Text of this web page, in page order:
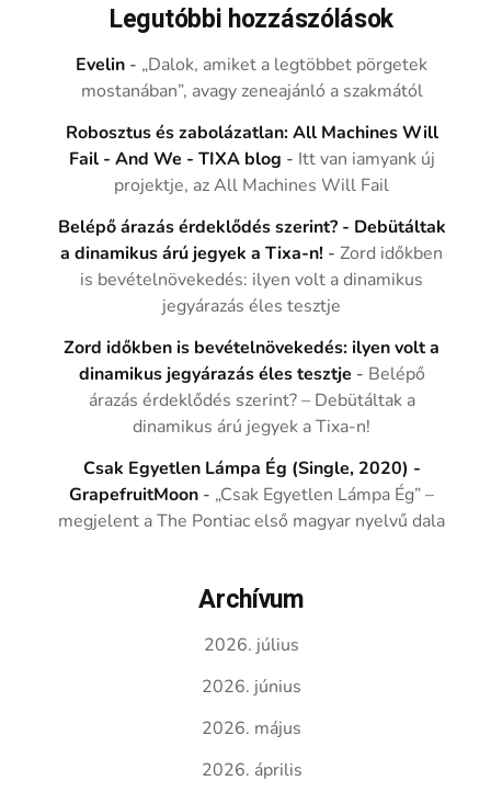
Legutóbbi hozzászólások
Evelin - „Dalok, amiket a legtöbbet pörgetek
mostanában”, avagy zeneajánló a szakmától
Robosztus és zabolázatlan: All Machines Will
Fail - And We - TIXA blog - Itt van iamyank új
projektje, az All Machines Will Fail
Belépő árazás érdeklődés szerint? - Debütáltak
a dinamikus árú jegyek a Tixa-n! -Zord időkben
is bevételnövekedés: ilyen volt a dinamikus
jegyárazás éles tesztje
Zord időkben is bevételnövekedés: ilyen volt a
dinamikus jegyárazás éles tesztje - Belépő
árazás érdeklődés szerint? – Debütáltak a
dinamikus árú jegyek a Tixa-n!
Csak Egyetlen Lámpa Ég (Single, 2020) -
GrapefruitMoon - „Csak Egyetlen Lámpa Ég” –
megjelent a The Pontiac első magyar nyelvű dala
Archívum
2026. július
2026. június
2026. május
2026. április